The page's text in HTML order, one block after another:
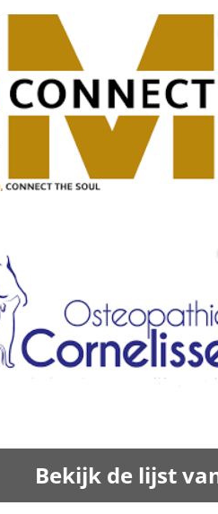
Bekijk de lijst